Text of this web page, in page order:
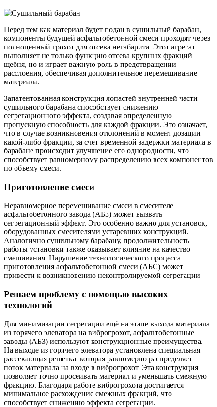
Перед тем как материал будет подан в сушильный барабан,
компоненты будущей асфальтобетонной смеси проходят через
полноценный грохот для отсева негабарита. Этот агрегат
выполняет не только функцию отсева крупных фракций
щебня, но и играет важную роль в предотвращении
расслоения, обеспечивая дополнительное перемешивание
материала.
Запатентованная конструкция лопастей внутренней части
сушильного барабана способствует снижению
сегрегационного эффекта, создавая определенную
пропускную способность для каждой фракции. Это означает,
что в случае возникновения отклонений в момент дозации
какой-либо фракции, за счет временной задержки материала в
барабане происходит улучшение его однородности, что
способствует равномерному распределению всех компонентов
по объему смеси.
Приготовление смеси
Неравномерное перемешивание смеси в смесителе
асфальтобетонного завода (АБЗ) может вызвать
сегрегационный эффект. Это особенно важно для установок,
оборудованных смесителями устаревших конструкций.
Аналогично сушильному барабану, продолжительность
работы установки также оказывает влияние на качество
смешивания. Нарушение технологического процесса
приготовления асфальтобетонной смеси (АБС) может
привести к возникновению неконтролируемой сегрегации.
Решаем проблему с помощью высоких
технологий
Для минимизации сегрегации ещё на этапе выхода материала
из горячего элеватора на виброгрохот, асфальтобетонные
заводы (АБЗ) используют конструкционные преимущества.
На выходе из горячего элеватора установлена специальная
рассекающая решетка, которая равномерно распределяет
поток материала на входе в виброгрохот. Эта конструкция
позволяет точно просеивать материал и уменьшать смежную
фракцию. Благодаря работе виброгрохота достигается
минимальное расхождение смежных фракций, что
способствует снижению эффекта сегрегации.